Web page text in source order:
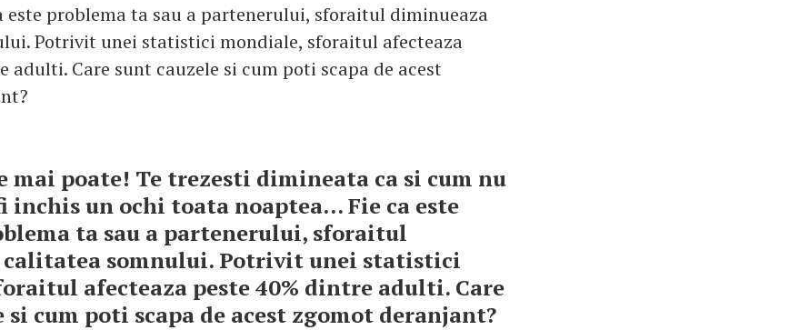
este problema ta sau a partenerului, sforaitul diminueaza
Potrivit unei statistici mondiale, sforaitul afecteaza
adulti. Care sunt cauzele si cum poti scapa de acest
mai poate! Te trezesti dimineata ca si cum nu
inchis un ochi toata noaptea... Fie ca este
ta sau a partenerului, sforaitul
calitatea somnului. Potrivit unei statistici
afecteaza peste 40% dintre adulti. Care
si cum poti scapa de acest zgomot deranjant?